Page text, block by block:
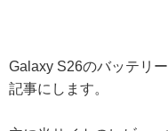
Galaxy S26のバッテリ
記事にします。